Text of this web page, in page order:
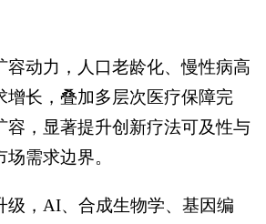
容动力，人口老龄化、慢性病高
增长，叠加多层次医疗保障完
容，显著提升创新疗法可及性与
需求边界。
级，AI、合成生物学、基因编